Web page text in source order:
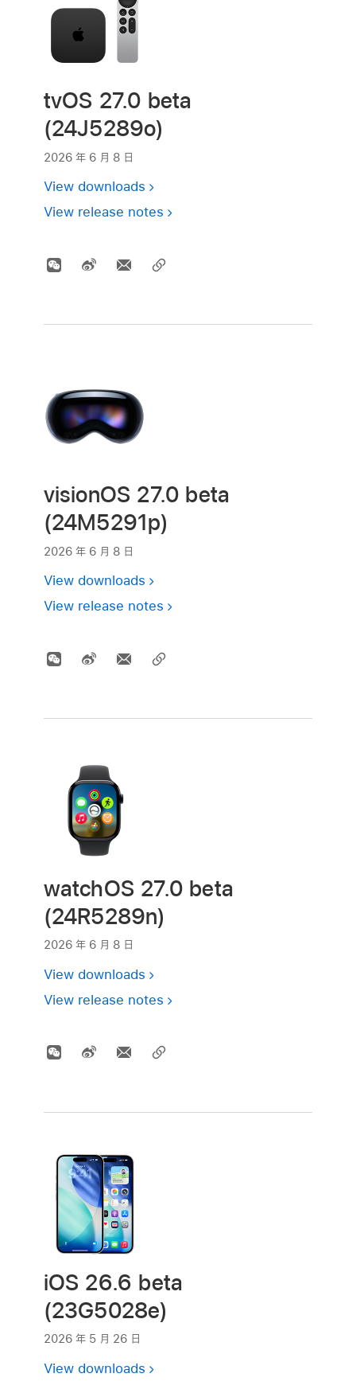
tvOS 27.0 beta
(24J5289o)
2026 年 6 月 8 日
View downloads
View release notes
visionOS 27.0 beta
(24M5291p)
2026 年 6 月 8 日
View downloads
View release notes
watchOS 27.0 beta
(24R5289n)
2026 年 6 月 8 日
View downloads
View release notes
iOS 26.6 beta
(23G5028e)
2026 年 5 月 26 日
View downloads